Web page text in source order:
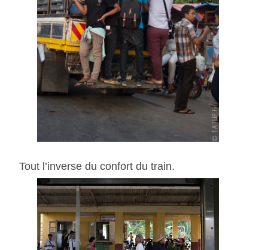
Tout l’inverse du confort du train.